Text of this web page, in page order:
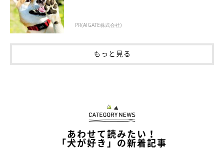
「宝物のような存在」
PR(AIGATE株式会社)
もっと見る
あわせて読みたい！
「犬が好き」の新着記事